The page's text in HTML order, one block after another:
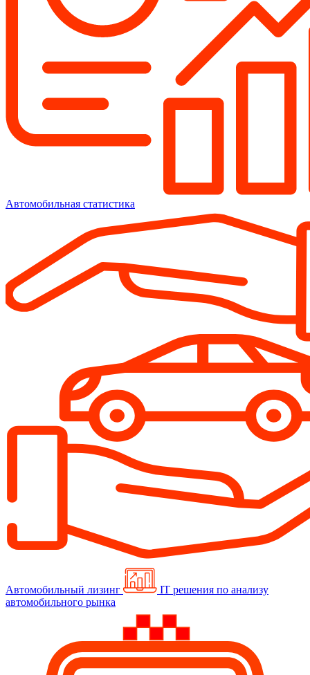
Автомобильная статистика
Автомобильный лизинг
IT решения по анализу
автомобильного рынка